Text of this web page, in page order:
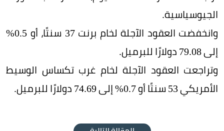
الجيوسياسية.
وانخفضت العقود الآجلة لخام برنت 37 سنتًا، أو 0.5%
إلى 79.08 دولارًا للبرميل.
وتراجعت العقود الآجلة لخام غرب تكساس الوسيط
الأمريكي 53 سنتًا أو 0.7% إلى 74.69 دولارًا للبرميل.